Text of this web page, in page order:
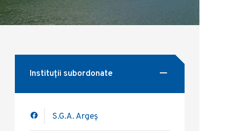
Instituții subordonate
S.G.A. Argeș